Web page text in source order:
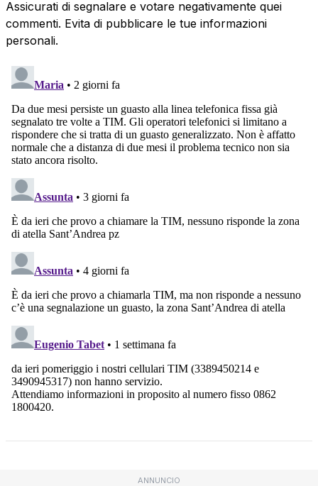
Assicurati di segnalare e votare negativamente quei
commenti. Evita di pubblicare le tue informazioni
personali.
ANNUNCIO